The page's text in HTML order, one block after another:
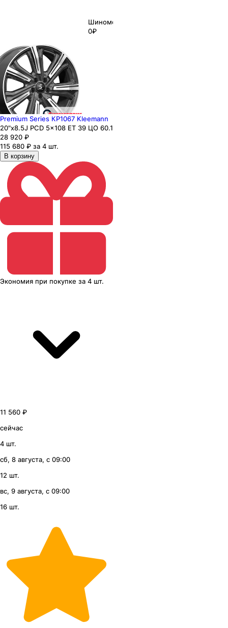
Шиномонтаж
0₽
Premium Series КР1067 Kleemann
20"x8.5J PCD 5x108 ЕТ 39 ЦО 60.1
28 920 ₽
115 680 ₽ за 4 шт.
В корзину
Экономия при покупке за 4 шт.
11 560 ₽
сейчас
4 шт.
сб, 8 августа, с 09:00
12 шт.
вс, 9 августа, с 09:00
16 шт.